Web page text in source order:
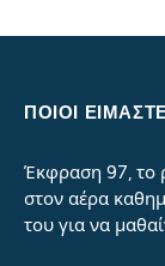
ΠΟΙΟΙ
Έκφραση 97, το
στον αέρα
του για να